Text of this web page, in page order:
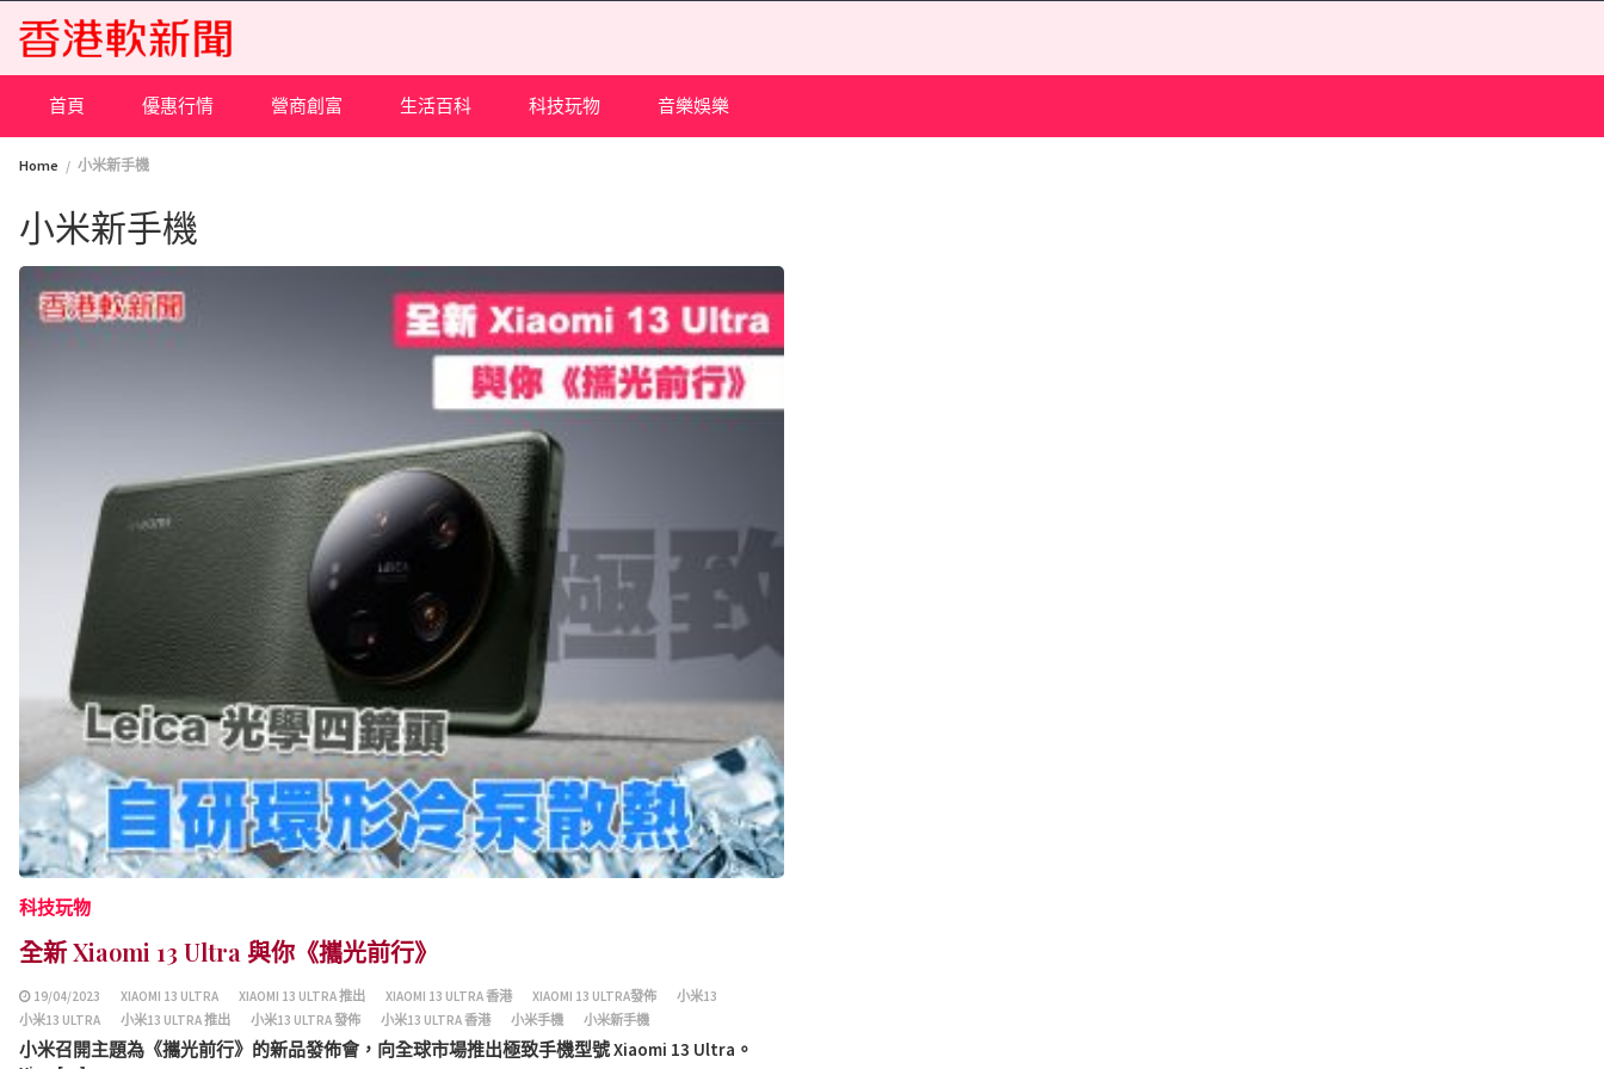
content
首頁 優惠行情 營商創富 生活百科 科技玩物 音樂娛樂
Home 小米新手機
小米新手機
科技玩物
全新 Xiaomi 13 Ultra 與你《攜光前行》
19/04/2023 XIAOMI 13 ULTRA XIAOMI 13 ULTRA 推出 XIAOMI 13 ULTRA 香港 XIAOMI 13 ULTRA發佈
小米13
小米13 ULTRA
小米13 ULTRA 推出 小米13 ULTRA 發佈 小米13 ULTRA 香港 小米手機 小米新手機
小米召開主題為《攜光前行》的新品發佈會，向全球市場推出極致手機型號 Xiaomi 13 Ultra。